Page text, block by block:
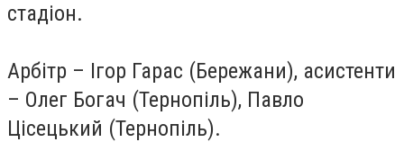
стадіон.
Арбітр – Ігор Гарас (Бережани), асистенти
– Олег Богач (Тернопіль), Павло
Цісецький (Тернопіль).